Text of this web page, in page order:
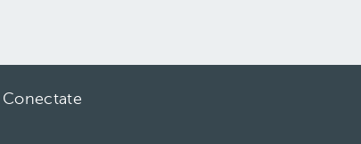
Conectate